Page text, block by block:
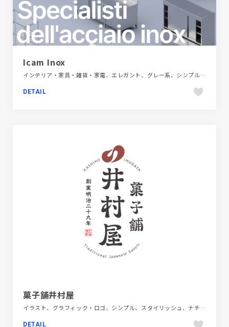
Icam Inox
インテリア・家具・雑貨・家電、エレガント、グレー系、シンプル、タイポグラフィー、ブランド・サービスサイト、ホワイト系、商品紹介、多言語対応、大きめ写真、海外サイト
DETAIL
菓子舗井村屋
イラスト、グラフィック・ロゴ、シンプル、スタイリッシュ、ナチュラル、日本テイスト、飲料・食品
DETAIL